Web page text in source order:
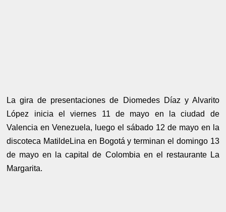
La gira de presentaciones de Diomedes Díaz y Alvarito
López inicia el viernes 11 de mayo en la ciudad de
Valencia en Venezuela, luego el sábado 12 de mayo en la
discoteca MatildeLina en Bogotá y terminan el domingo 13
de mayo en la capital de Colombia en el restaurante La
Margarita.